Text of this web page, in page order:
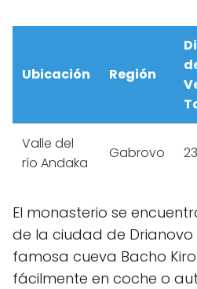
Ubicación Región
Valle del
río Andaka
Gabrovo
El monasterio se
de la ciudad de
famosa cueva Bacho
fácilmente en coche o